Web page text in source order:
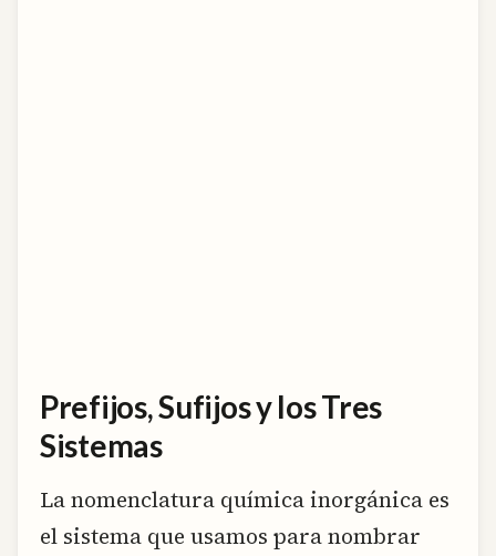
Prefijos, Sufijos y los Tres
Sistemas
La nomenclatura química inorgánica es
el sistema que usamos para nombrar